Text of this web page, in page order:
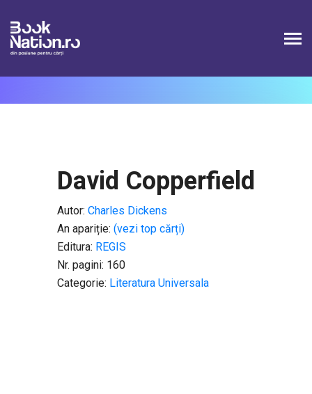
'booknation_superAdmin' has exceeded the
'max_user_connections' resource (current value: 2)
David Copperfield
Autor: Charles Dickens
An apariție: (vezi top cărți)
Editura: REGIS
Nr. pagini: 160
Categorie: Literatura Universala